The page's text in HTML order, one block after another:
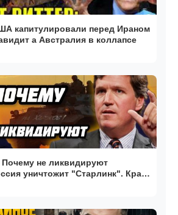
капитулировали перед Ираном
а Австралия в коллапсе
не ликвидируют
уничтожит "Старлинк". Крах